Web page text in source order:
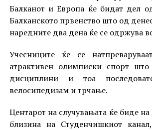
Балканот и Европа ќе бидат дел
Балканското првенство што од
наредните два дена ќе се одржува
Учесниците ќе се
атрактивен олимписки спорт
дисциплини и тоа
велосипедизам и трчање.
Центарот на случувањата ќе биде
близина на Студенчишкиот